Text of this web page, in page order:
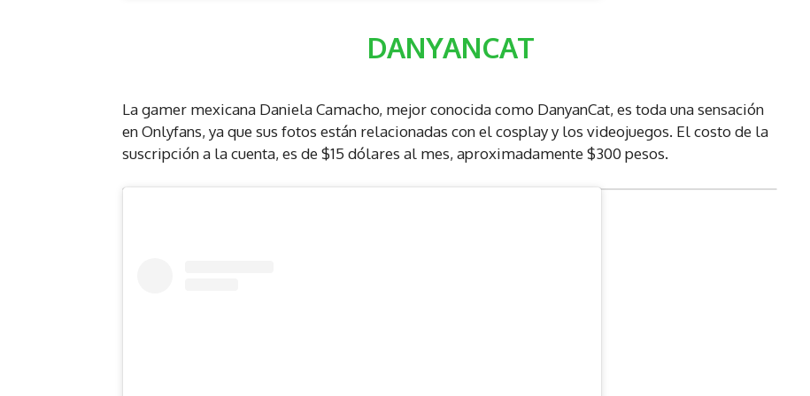
DANYANCAT
La gamer mexicana Daniela Camacho, mejor conocida como DanyanCat, es toda una sensación
en Onlyfans, ya que sus fotos están relacionadas con el cosplay y los videojuegos. El costo de la
suscripción a la cuenta, es de $15 dólares al mes, aproximadamente $300 pesos.